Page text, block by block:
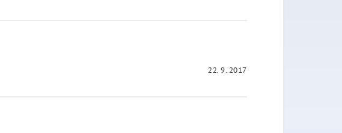
22. 9. 2017